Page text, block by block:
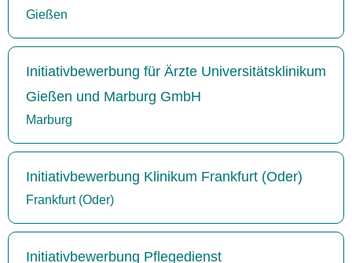
Gießen
Initiativbewerbung für Ärzte Universitätsklinikum
Gießen und Marburg GmbH
Marburg
Initiativbewerbung Klinikum Frankfurt (Oder)
Frankfurt (Oder)
Initiativbewerbung Pflegedienst